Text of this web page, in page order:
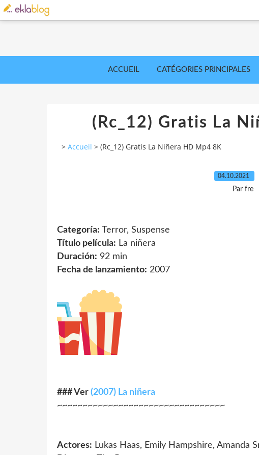
ACCUEIL CATÉGORIES PRINCIPALES
(Rc_12) Gratis La
> Accueil > (Rc_12) Gratis La Niñera HD Mp4 8K
04.10.2021
Par fre
Categoría: Terror, Suspense
Título película: La niñera
Duración: 92 min
Fecha de lanzamiento: 2007
### Ver (2007) La niñera
~~~~~~~~~~~~~~~~~~~~~~~~~~~~~~~~~
Actores: Lukas Haas, Emily Hampshire, Amanda